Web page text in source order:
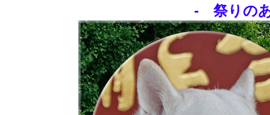
- 祭りの